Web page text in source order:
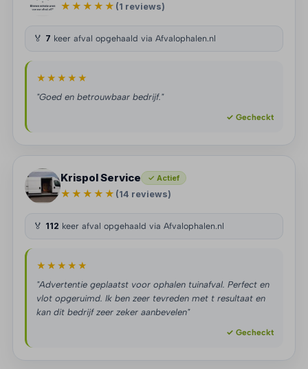
★★★★★ (1 reviews)
🏅 7 keer afval opgehaald via Afvalophalen.nl
★★★★★
"Goed en betrouwbaar bedrijf."
✓ Gecheckt
Krispol Service ✓ Actief
★★★★★ (14 reviews)
🏅 112 keer afval opgehaald via Afvalophalen.nl
★★★★★
"Advertentie geplaatst voor ophalen tuinafval. Perfect en
vlot opgeruimd. Ik ben zeer tevreden met t resultaat en
kan dit bedrijf zeer zeker aanbevelen"
✓ Gecheckt